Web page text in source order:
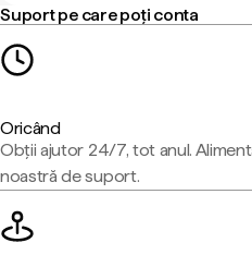
Suport pe care poți conta
Oricând
Obții ajutor 24/7, tot anul.
noastră de suport.